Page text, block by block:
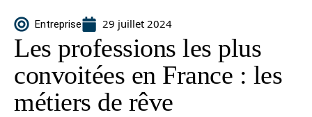
Entreprise 29 juillet 2024
Les professions les plus
convoitées en France : les
métiers de rêve